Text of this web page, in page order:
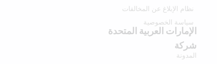
نظام الإبلاغ عن المخالفات
سياسة الخصوصية
الإمارات العربية المتحدة
شركة
المدونة